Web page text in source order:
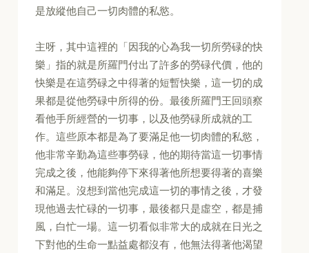
是放縱他自己一切肉體的私慾。
主呀，其中這裡的「因我的心為我一切所勞碌的快
樂」指的就是所羅門付出了許多的勞碌代價，他的
快樂是在這勞碌之中得著的短暫快樂，這一切的成
果都是從他勞碌中所得的份。最後所羅門王回頭察
看他手所經營的一切事，以及他勞碌所成就的工
作。這些原本都是為了要滿足他一切肉體的私慾，
他非常辛勤為這些事勞碌，他的期待當這一切事情
完成之後，他能夠停下來得著他所想要得著的喜樂
和滿足。沒想到當他完成這一切的事情之後，才發
現他過去忙碌的一切事，最後都只是虛空，都是捕
風，白忙一場。這一切看似非常大的成就在日光之
下對他的生命一點益處都沒有，他無法得著他渴望